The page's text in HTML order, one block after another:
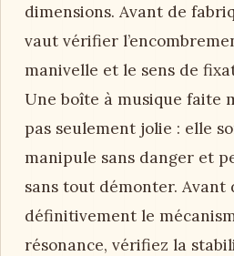
dimensions. Avant de
vaut vérifier
manivelle et le sens de
Une boîte à musique faite
pas seulement jolie : elle
manipule sans danger et
sans tout démonter. Avant
définitivement le
résonance, vérifiez la